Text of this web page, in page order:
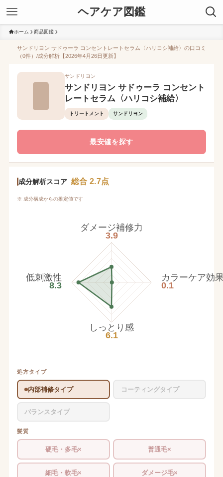
ヘアケア図鑑
ホーム 商品図鑑
サンドリヨン サドゥーラ コンセントレートセラム〈ハリコシ補給〉の口コミ
（0件）/成分解析【2026年4月26日更新】
サンドリヨン
サンドリヨン サドゥーラ コンセント
レートセラム〈ハリコシ補給〉
トリートメント サンドリヨン
最安値を探す
成分解析スコア 総合 2.7点
※ 成分構成からの推定値です
ダメージ補修力
3.9
カラーケア効
0.1
しっとり感
6.1
低刺激性
8.3
処方タイプ
内部補修タイプ コーティングタイプ
バランスタイプ
髪質
硬毛・多毛× 普通毛×
細毛・軟毛× ダメージ毛×